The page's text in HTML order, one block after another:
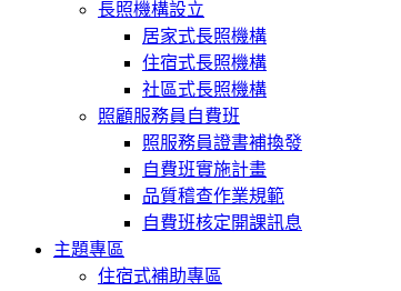
長照機構設立
居家式長照機構
住宿式長照機構
社區式長照機構
照顧服務員自費班
照服務員證書補換發
自費班實施計畫
品質稽查作業規範
自費班核定開課訊息
主題專區
住宿式補助專區